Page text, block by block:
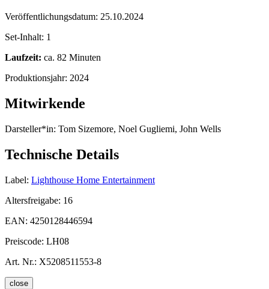
Veröffentlichungsdatum: 25.10.2024
Set-Inhalt: 1
Laufzeit: ca. 82 Minuten
Produktionsjahr: 2024
Mitwirkende
Darsteller*in: Tom Sizemore, Noel Gugliemi, John Wells
Technische Details
Label: Lighthouse Home Entertainment
Altersfreigabe: 16
EAN: 4250128446594
Preiscode: LH08
Art. Nr.: X5208511553-8
close